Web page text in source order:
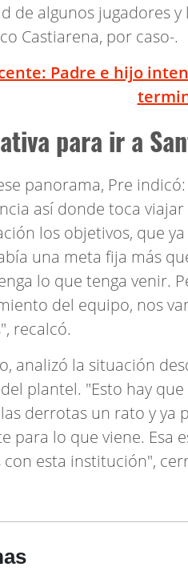
de algunos jugadores
Castiarena, por caso-.
Padre e hijo
para ir a
panorama, Pre
así donde toca
los objetivos, que
una meta fija más
lo que tenga venir.
del equipo, nos
recalcó.
analizó la situación
plantel. "Esto hay
derrotas un rato y ya
para lo que viene. Esa
esta institución",